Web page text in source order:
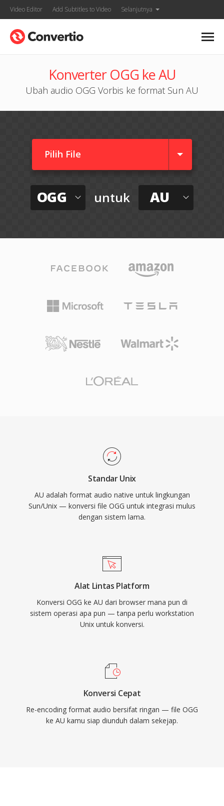
Video Editor Add Subtitles to Video Selanjutnya
Konverter OGG ke AU
Ubah audio OGG Vorbis ke format Sun AU
Pilih File
OGG untuk AU
Standar Unix
AU adalah format audio native untuk lingkungan
Sun/Unix — konversi file OGG untuk integrasi mulus
dengan sistem lama.
Alat Lintas Platform
Konversi OGG ke AU dari browser mana pun di
sistem operasi apa pun — tanpa perlu workstation
Unix untuk konversi.
Konversi Cepat
Re-encoding format audio bersifat ringan — file OGG
ke AU kamu siap diunduh dalam sekejap.